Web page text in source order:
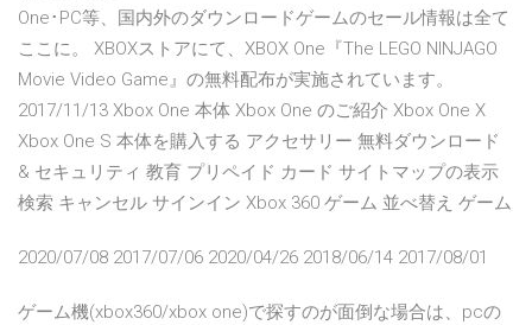
One･PC等、国内外のダウンロードゲームのセール情報は全て
ここに。 XBOXストアにて、XBOX One『The LEGO NINJAGO
Movie Video Game』の無料配布が実施されています。
2017/11/13 Xbox One 本体 Xbox One のご紹介 Xbox One X
Xbox One S 本体を購入する アクセサリー 無料ダウンロード
& セキュリティ 教育 プリペイド カード サイトマップの表示
検索 キャンセル サインイン Xbox 360 ゲーム 並べ替え ゲーム
2020/07/08 2017/07/06 2020/04/26 2018/06/14 2017/08/01
ゲーム機(xbox360/xbox one)で探すのが面倒な場合は、pcの